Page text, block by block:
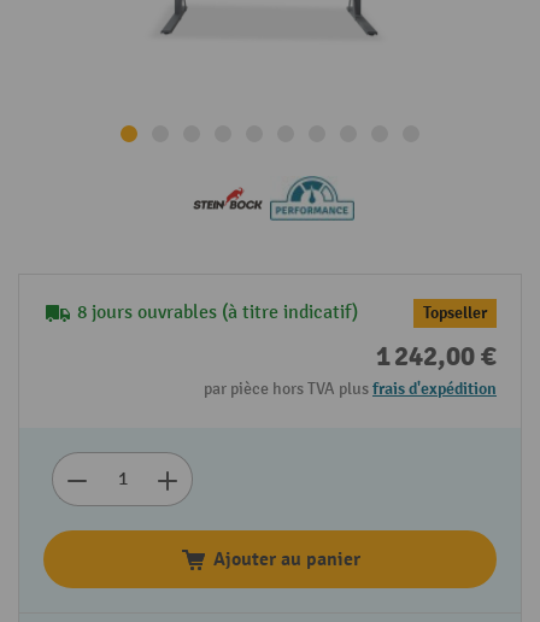
8 jours ouvrables (à titre indicatif) Topseller
1 242,00 €
par pièce hors TVA plusfrais d'expédition
Ajouter au panier